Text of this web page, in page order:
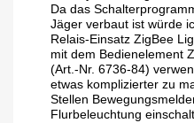
Da das
Jäger verbaut ist würde
Relais-Einsatz ZigBee
mit dem Bedienelement
(Art.-Nr. 6736-84)
etwas komplizierter zu
Stellen
Flurbeleuchtung